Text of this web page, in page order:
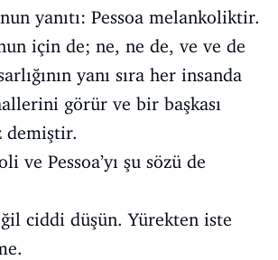
yanıtı: Pessoa melankoliktir.
için de; ne, ne de, ve ve de
yanı sıra her insanda
görür ve bir başkası
demiştir.
ve Pessoa’yı şu sözü de
ciddi düşün. Yürekten iste